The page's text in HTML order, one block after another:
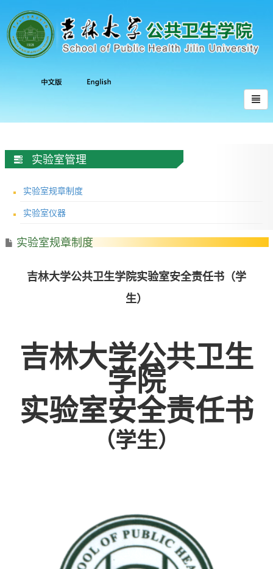
实验室管理
实验室规章制度
实验室仪器
实验室规章制度
吉林大学公共卫生学院实验室安全责任书（学
生）
吉林大学公共卫生
学院
实验室安全责任书
（学生）